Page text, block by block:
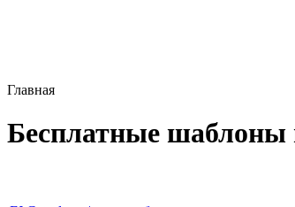
Главная
Бесплатные шаблоны